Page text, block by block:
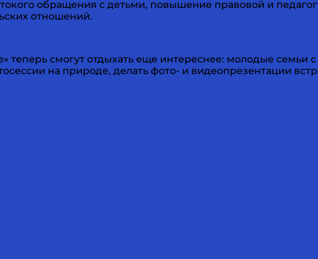
обращения с детьми, повышение правовой и
отношений.
теперь смогут отдыхать еще интереснее: молодые семьи
на природе, делать фото- и видеопрезентации